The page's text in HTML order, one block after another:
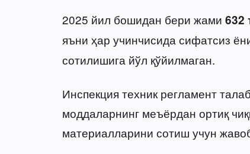
2025 йил бошидан бери жами 632
яъни ҳар учинчисида сифатсиз
сотилишига йўл қўйилмаган.
Инспекция техник регламент
моддаларнинг меъёрдан ортиқ
материалларини сотиш учун